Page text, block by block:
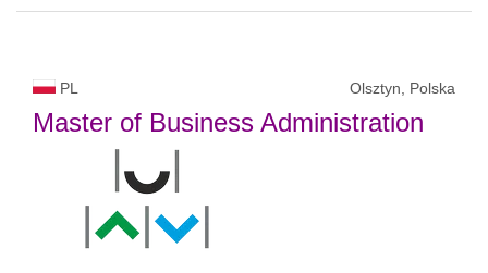
PL Olsztyn, Polska
Master of Business Administration